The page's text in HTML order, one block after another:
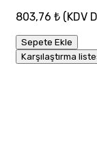
803,76 ₺ (KDV
Sepete Ekle
Karşılaştırma